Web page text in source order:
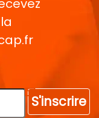
S'inscrire